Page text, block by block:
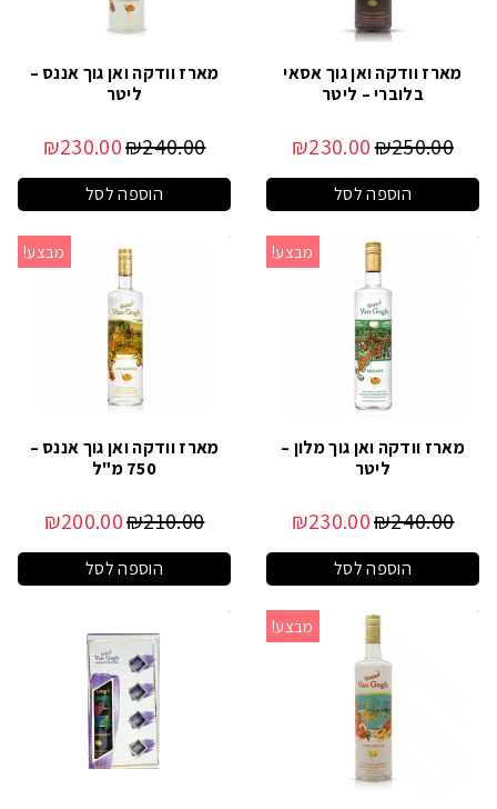
מארז וודקה ואן גוך אסאי
בלוברי – ליטר
₪250.00
₪230.00
הוספה לסל
מארז וודקה ואן גוך אננס –
ליטר
₪240.00
₪230.00
הוספה לסל
מבצע!
מארז וודקה ואן גוך מלון –
ליטר
₪240.00
₪230.00
הוספה לסל
מבצע!
מארז וודקה ואן גוך אננס –
750 מ"ל
₪210.00
₪200.00
הוספה לסל
מבצע!